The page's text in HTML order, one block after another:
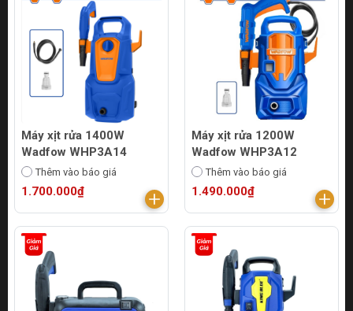
Máy xịt rửa 1400W
Wadfow WHP3A14
Thêm vào báo giá
1.700.000₫
Máy xịt rửa 1200W
Wadfow WHP3A12
Thêm vào báo giá
1.490.000₫